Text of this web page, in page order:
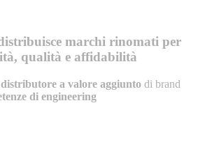
marchi rinomati per
qualità e affidabilità
distributore a valore aggiunto di brand
di engineering